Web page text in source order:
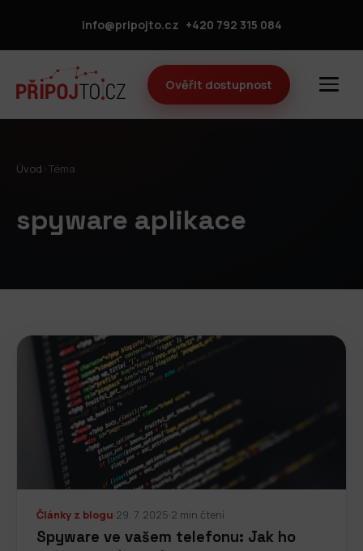
info@pripojto.cz +420 792 315 084
Ověřit dostupnost
Úvod Téma
spyware aplikace
Články z blogu·29. 7. 2025·2 min čtení
Spyware ve vašem telefonu: Jak ho